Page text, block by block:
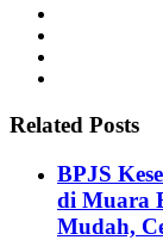
Related Posts
BPJS
di Muara
Mudah,